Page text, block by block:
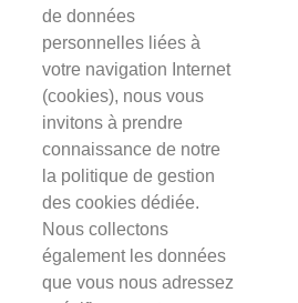
de données
personnelles liées à
votre navigation Internet
(cookies), nous vous
invitons à prendre
connaissance de notre
la politique de gestion
des cookies dédiée.
Nous collectons
également les données
que vous nous adressez